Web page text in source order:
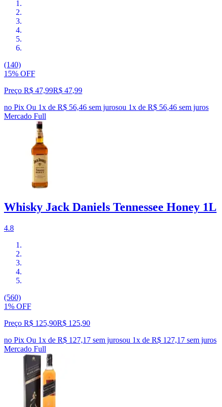
(140)
15% OFF
Preço R$ 47,99R$ 47,99
no Pix Ou 1x de R$ 56,46 sem jurosou 1x de R$ 56,46 sem juros
Mercado Full
Whisky Jack Daniels Tennessee Honey 1L
4.8
(560)
1% OFF
Preço R$ 125,90R$ 125,90
no Pix Ou 1x de R$ 127,17 sem jurosou 1x de R$ 127,17 sem juros
Mercado Full